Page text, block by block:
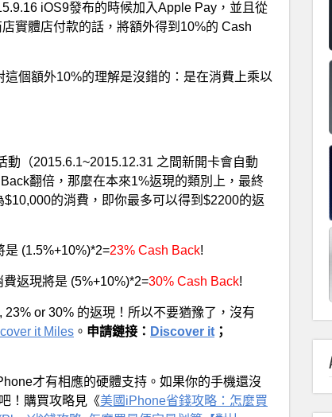
iOS9發布的時候加入Apple Pay，並且從
實體店付款的話，將額外得到10%的 Cash
個額外10%的理解是沒錯的：是在消費上乘以
（2015.6.1~2015.12.31 之間新開卡會自動
翻倍，那麼在本來1%返現的類別上，最終
$10,000的消費，即你最多可以得到$2200的返
(1.5%+10%)*2=23% Cash Back!
返現將是 (5%+10%)*2=30% Cash Back!
or 30% 的返現！所以不要猶豫了，沒有
it Miles 。 申請鏈接： Discover it ；
才有相應的硬體支持。如果你的手機還沒
！購買攻略見《美國iPhone省錢攻略：怎麼買